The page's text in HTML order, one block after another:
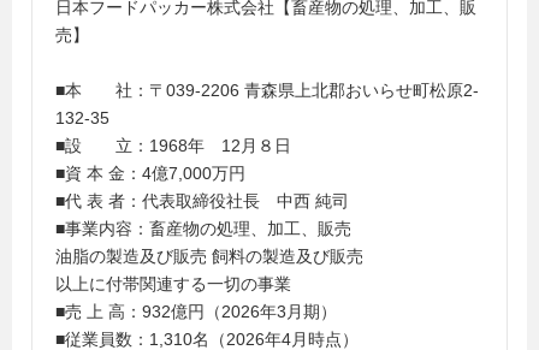
日本フードパッカー株式会社【畜産物の処理、加工、販
売】
■本 社：〒039-2206 青森県上北郡おいらせ町松原2-
132-35
■設 立：1968年 12月８日
■資 本 金：4億7,000万円
■代 表 者：代表取締役社長 中西 純司
■事業内容：畜産物の処理、加工、販売
油脂の製造及び販売 飼料の製造及び販売
以上に付帯関連する一切の事業
■売 上 高：932億円（2026年3月期）
■従業員数：1,310名（2026年4月時点）